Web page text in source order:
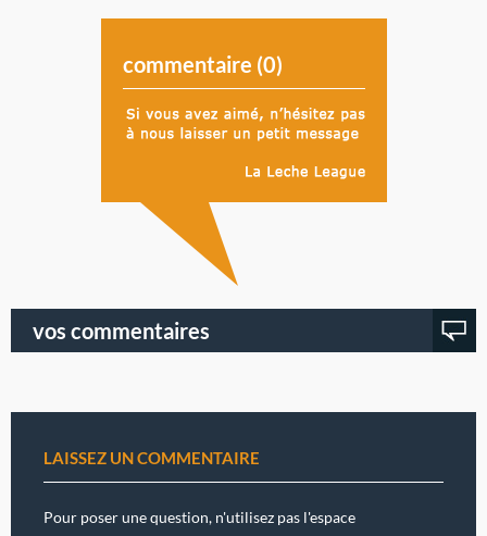
commentaire (0)
vos commentaires
LAISSEZ UN COMMENTAIRE
Pour poser une question, n'utilisez pas l'espace